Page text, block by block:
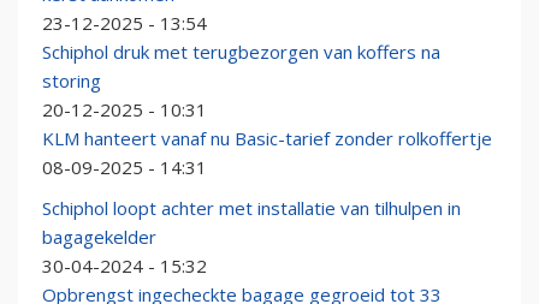
23-12-2025 - 13:54
Schiphol druk met terugbezorgen van koffers na
storing
20-12-2025 - 10:31
KLM hanteert vanaf nu Basic-tarief zonder rolkoffertje
08-09-2025 - 14:31
Schiphol loopt achter met installatie van tilhulpen in
bagagekelder
30-04-2024 - 15:32
Opbrengst ingecheckte bagage gegroeid tot 33